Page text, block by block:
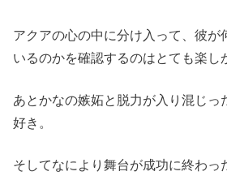
アクアの心の中に分け入って、彼が
いるのかを確認するのはとても楽し
あとかなの嫉妬と脱力が入り混じっ
好き。
そしてなにより舞台が成功に終わっ